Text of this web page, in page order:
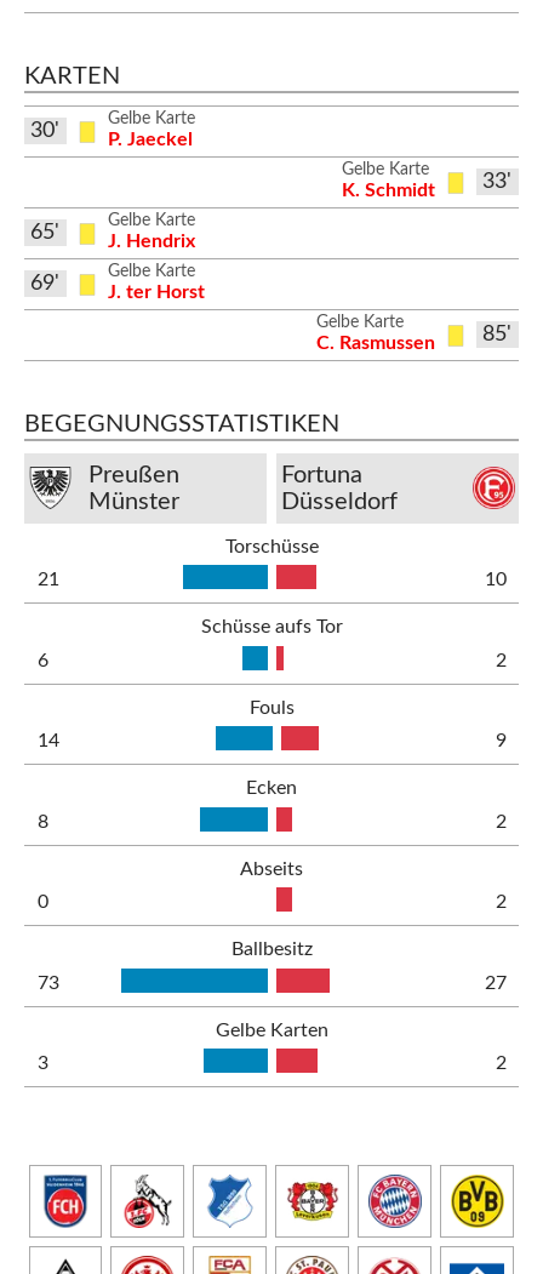
KARTEN
Gelbe Karte
P. Jaeckel
30'
33'
Gelbe Karte
K. Schmidt
Gelbe Karte
J. Hendrix
65'
Gelbe Karte
J. ter Horst
69'
85'
Gelbe Karte
C. Rasmussen
BEGEGNUNGSSTATISTIKEN
Preußen
Münster
Fortuna
Düsseldorf
Torschüsse
21
10
Schüsse aufs Tor
6
2
Fouls
14
9
Ecken
8
2
Abseits
0
2
Ballbesitz
73
27
Gelbe Karten
3
2